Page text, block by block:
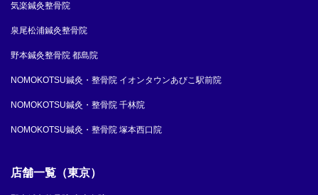
気楽鍼灸整骨院
泉尾松浦鍼灸整骨院
野本鍼灸整骨院 都島院
NOMOKOTSU鍼灸・整骨院 イオンタウンあびこ駅前院
NOMOKOTSU鍼灸・整骨院 千林院
NOMOKOTSU鍼灸・整骨院 塚本西口院
店舗一覧（東京）